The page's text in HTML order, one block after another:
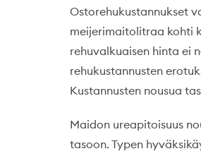
Ostorehukustannukset
meijerimaitolitraa kohti
rehuvalkuaisen hinta ei
rehukustannusten
Kustannusten nousua
Maidon ureapitoisuus
tasoon. Typen